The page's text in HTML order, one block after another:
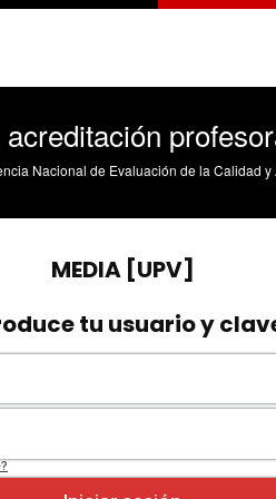
profesorado